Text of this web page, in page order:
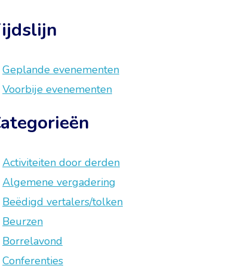
Geplande evenementen
Voorbije evenementen
Activiteiten door derden
Algemene vergadering
Beëdigd vertalers/tolken
Beurzen
Borrelavond
Conferenties